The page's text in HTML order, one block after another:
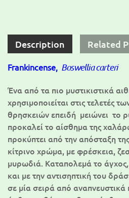
Description
Related
Frankincense, Boswellia carteri
Ένα από τα πιο μυστικιστικά
χρησιμοποιείται στις τελετές
θρησκειών επειδή μειώνει το
προκαλεί το αίσθημα της
προκύπτει από την απόσταξη
κίτρινο χρώμα, με φρέσκεια,
μυρωδιά. Καταπολεμά το
και με την αντισηπτική του
σε μία σειρά από